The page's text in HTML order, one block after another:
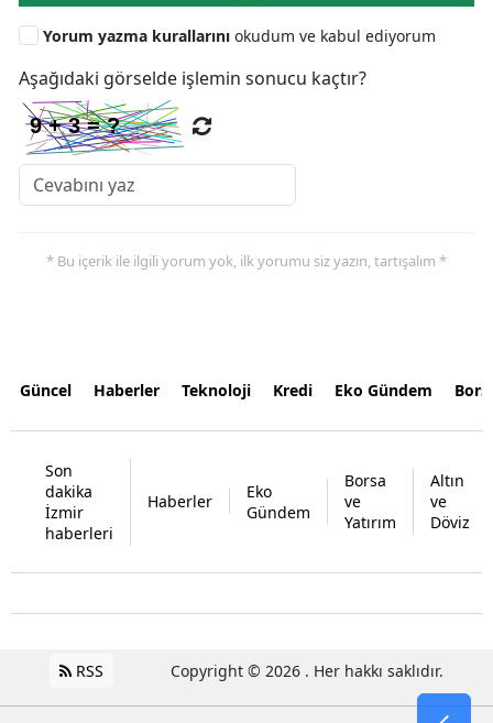
Yorum yazma kurallarını okudum ve kabul ediyorum
Aşağıdaki görselde işlemin sonucu kaçtır?
* Bu içerik ile ilgili yorum yok, ilk yorumu siz yazın, tartışalım *
Güncel Haberler Teknoloji Kredi Eko Gündem
Son
dakika
İzmir
haberleri
Haberler
Eko
Gündem
Borsa
ve
Yatırım
Altın
ve
Döviz
RSS Copyright © 2026 . Her hakkı saklıdır.